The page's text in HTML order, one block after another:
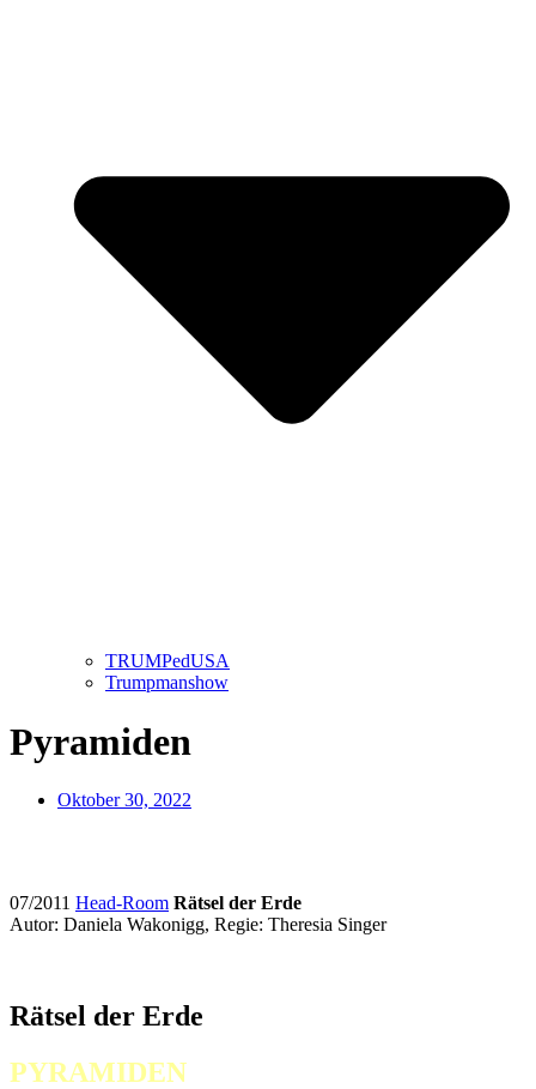
TRUMPedUSA
Trumpmanshow
Pyramiden
Oktober 30, 2022
07/2011 Head-Room Rätsel der Erde
Autor: Daniela Wakonigg, Regie: Theresia Singer
Rätsel der Erde
PYRAMIDEN